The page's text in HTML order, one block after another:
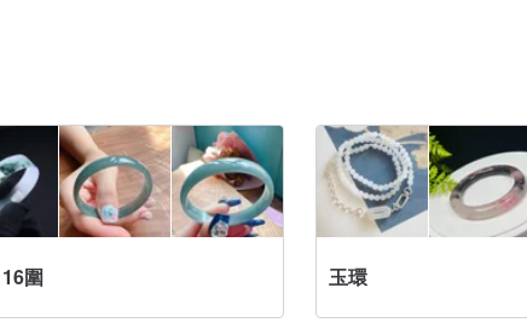
圍 玉環